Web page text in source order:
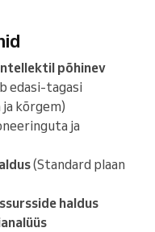
põhinev
edasi-tagasi
kõrgem)
ja
(Standard plaan
haldus